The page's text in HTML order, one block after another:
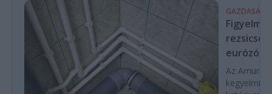
GAZDASÁG
Az Amundi
kegyelmi